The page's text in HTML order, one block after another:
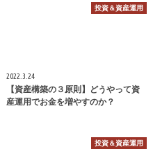
投資＆資産運用
2022.3.24
【資産構築の３原則】どうやって資
産運用でお金を増やすのか？
投資＆資産運用